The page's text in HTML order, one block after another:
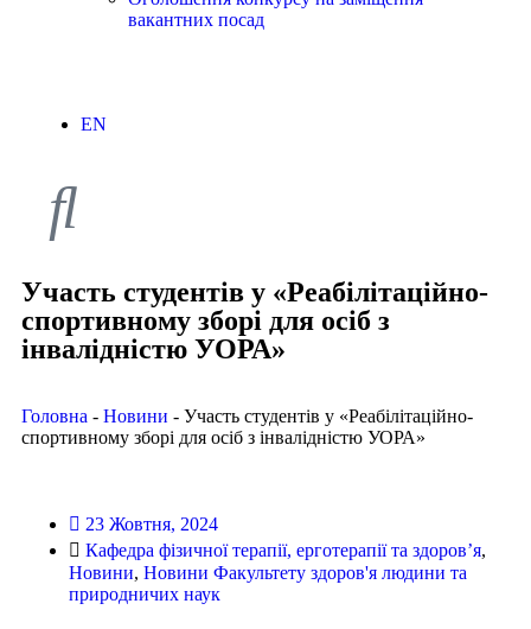
вакантних посад
EN
Участь студентів у «Реабілітаційно-
спортивному зборі для осіб з
інвалідністю УОРА»
Головна - Новини - Участь студентів у «Реабілітаційно-
спортивному зборі для осіб з інвалідністю УОРА»
23 Жовтня, 2024
Кафедра фізичної терапії, ерготерапії та здоров’я,
Новини, Новини Факультету здоров'я людини та
природничих наук